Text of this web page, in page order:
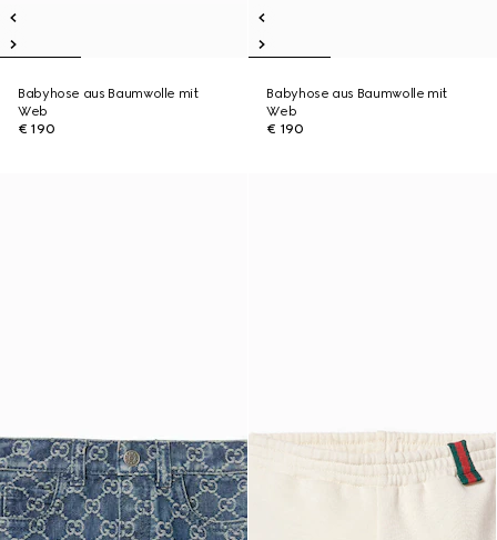
Babyhose aus Baumwolle mit
Web
€ 190
Babyhose aus Baumwolle mit
Web
€ 190